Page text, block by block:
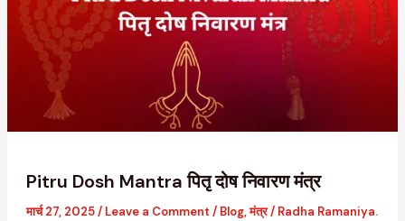
Pitru Dosh Mantra पितृ दोष निवारण मंत्र
मार्च 27, 2025/ Leave a Comment / Blog,मंत्र/ Radha Ramaniya.
दोष
निवारण
मंत्र